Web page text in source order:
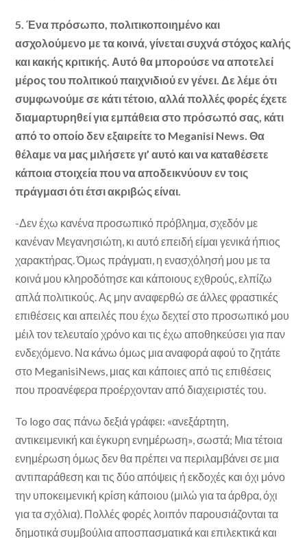
5. Ένα πρόσωπο, πολιτικοποιημένο και
ασχολούμενο με τα κοινά, γίνεται συχνά στόχος καλής
και κακής κριτικής. Αυτό θα μπορούσε να αποτελεί
μέρος του πολιτικού παιχνιδιού εν γένει. Δε λέμε ότι
συμφωνούμε σε κάτι τέτοιο, αλλά πολλές φορές έχετε
διαμαρτυρηθεί για εμπάθεια στο πρόσωπό σας, κάτι
από το οποίο δεν εξαιρείτε το Meganisi News. Θα
θέλαμε να μας μιλήσετε γι’ αυτό και να καταθέσετε
κάποια στοιχεία που να αποδεικνύουν εν τοις
πράγμασι ότι έτσι ακριβώς είναι.
-Δεν έχω κανένα προσωπικό πρόβλημα, σχεδόν με
κανέναν Μεγανησιώτη, κι αυτό επειδή είμαι γενικά ήπιος
χαρακτήρας. Όμως πράγματι, η ενασχόλησή μου με τα
κοινά μου κληροδότησε και κάποιους εχθρούς, ελπίζω
απλά πολιτικούς. Ας μην αναφερθώ σε άλλες φραστικές
επιθέσεις και απειλές που έχω δεχτεί στο προσωπικό μου
μέιλ τον τελευταίο χρόνο και τις έχω αποθηκεύσει για παν
ενδεχόμενο. Να κάνω όμως μια αναφορά αφού το ζητάτε
στο MeganisiNews, μιας και κάποιες από τις επιθέσεις
που προανέφερα προέρχονταν από διαχειριστές του.
To logo σας πάνω δεξιά γράφει: «ανεξάρτητη,
αντικειμενική και έγκυρη ενημέρωση», σωστά; Μια τέτοια
ενημέρωση όμως δεν θα πρέπει να περιλαμβάνει σε μια
αντιπαράθεση και τις δύο απόψεις ή εκδοχές και όχι μόνο
την υποκειμενική κρίση κάποιου (μιλώ για τα άρθρα, όχι
για τα σχόλια). Πολλές φορές λοιπόν παρουσιάζονται τα
δημοτικά συμβούλια αποσπασματικά και επιλεκτικά και